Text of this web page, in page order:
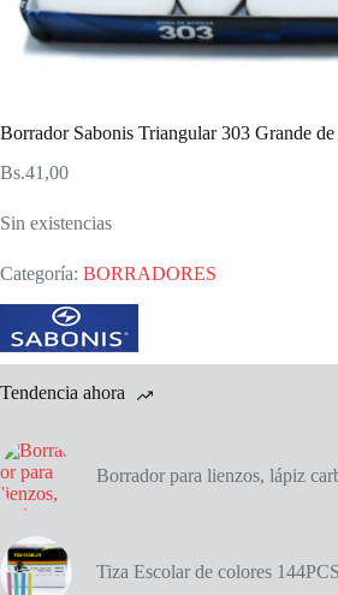
Borrador Sabonis Triangular 303 Grande
Bs.41,00
Sin existencias
Categoría: BORRADORES
Tendencia ahora
Borrador para lienzos, lápiz
Tiza Escolar de colores 144PCS